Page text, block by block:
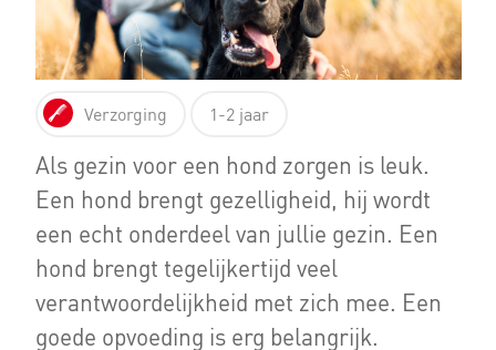
Verzorging 1-2 jaar
Als gezin voor een hond zorgen is leuk.
Een hond brengt gezelligheid, hij wordt
een echt onderdeel van jullie gezin. Een
hond brengt tegelijkertijd veel
verantwoordelijkheid met zich mee. Een
goede opvoeding is erg belangrijk.